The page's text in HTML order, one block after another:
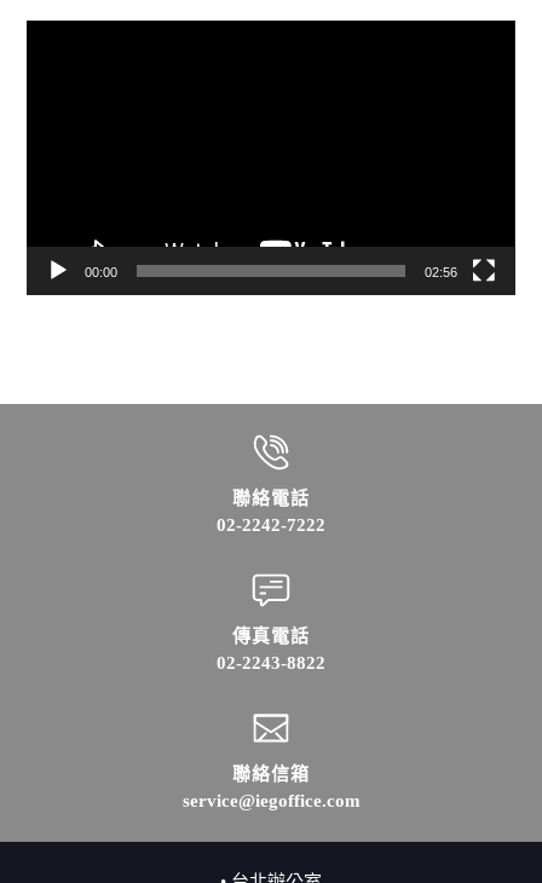
00:00 02:56
聯絡電話
02-2242-7222
傳真電話
02-2243-8822
聯絡信箱
service@iegoffice.com